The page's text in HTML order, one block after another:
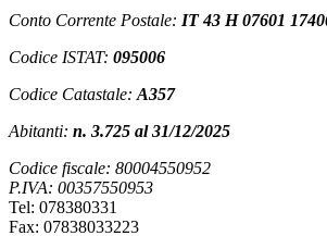
Conto Corrente Postale: IT 43 H 07601
Codice ISTAT: 095006
Codice Catastale:A357
Abitanti: n. 3.725 al 31/12/2025
Codice fiscale: 80004550952
P.IVA: 00357550953
Tel: 078380331
Fax: 07838033223